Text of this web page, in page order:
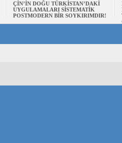
ÇİN’İN DOĞU TÜRKİSTAN’DAKİ
UYGULAMALARI SİSTEMATİK
POSTMODERN BİR SOYKIRIMDIR!